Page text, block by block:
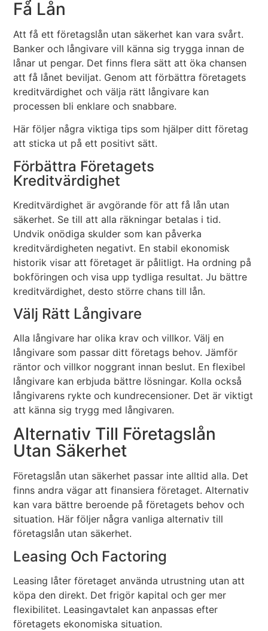
Få Lån
Att få ett företagslån utan säkerhet kan vara svårt.
Banker och långivare vill känna sig trygga innan de
lånar ut pengar. Det finns flera sätt att öka chansen
att få lånet beviljat. Genom att förbättra företagets
kreditvärdighet och välja rätt långivare kan
processen bli enklare och snabbare.
Här följer några viktiga tips som hjälper ditt företag
att sticka ut på ett positivt sätt.
Förbättra Företagets
Kreditvärdighet
Kreditvärdighet är avgörande för att få lån utan
säkerhet. Se till att alla räkningar betalas i tid.
Undvik onödiga skulder som kan påverka
kreditvärdigheten negativt. En stabil ekonomisk
historik visar att företaget är pålitligt. Ha ordning på
bokföringen och visa upp tydliga resultat. Ju bättre
kreditvärdighet, desto större chans till lån.
Välj Rätt Långivare
Alla långivare har olika krav och villkor. Välj en
långivare som passar ditt företags behov. Jämför
räntor och villkor noggrant innan beslut. En flexibel
långivare kan erbjuda bättre lösningar. Kolla också
långivarens rykte och kundrecensioner. Det är viktigt
att känna sig trygg med långivaren.
Alternativ Till Företagslån
Utan Säkerhet
Företagslån utan säkerhet passar inte alltid alla. Det
finns andra vägar att finansiera företaget. Alternativ
kan vara bättre beroende på företagets behov och
situation. Här följer några vanliga alternativ till
företagslån utan säkerhet.
Leasing Och Factoring
Leasing låter företaget använda utrustning utan att
köpa den direkt. Det frigör kapital och ger mer
flexibilitet. Leasingavtalet kan anpassas efter
företagets ekonomiska situation.